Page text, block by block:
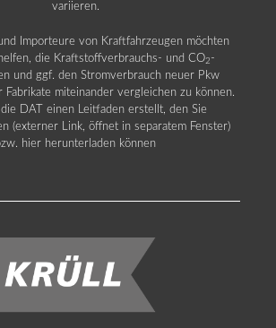
variieren.
Importeure von Kraftfahrzeugen möchten
die Kraftstoffverbrauchs- und CO2 -
und ggf. den Stromverbrauch neuer Pkw
Fabrikate miteinander vergleichen zu können.
DAT einen Leitfaden erstellt, den Sie
(externer Link, öffnet in separatem Fenster)
hier herunterladen können